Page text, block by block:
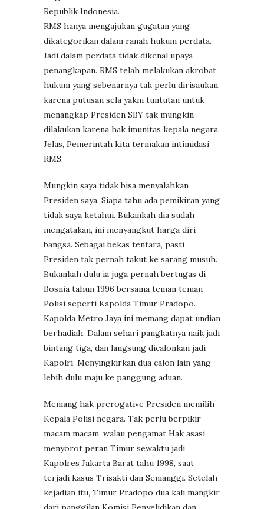
Republik Indonesia.
RMS hanya mengajukan gugatan yang
dikategorikan dalam ranah hukum perdata.
Jadi dalam perdata tidak dikenal upaya
penangkapan. RMS telah melakukan akrobat
hukum yang sebenarnya tak perlu dirisaukan,
karena putusan sela yakni tuntutan untuk
menangkap Presiden SBY tak mungkin
dilakukan karena hak imunitas kepala negara.
Jelas, Pemerintah kita termakan intimidasi
RMS.
Mungkin saya tidak bisa menyalahkan
Presiden saya. Siapa tahu ada pemikiran yang
tidak saya ketahui. Bukankah dia sudah
mengatakan, ini menyangkut harga diri
bangsa. Sebagai bekas tentara, pasti
Presiden tak pernah takut ke sarang musuh.
Bukankah dulu ia juga pernah bertugas di
Bosnia tahun 1996 bersama teman teman
Polisi seperti Kapolda Timur Pradopo.
Kapolda Metro Jaya ini memang dapat undian
berhadiah. Dalam sehari pangkatnya naik jadi
bintang tiga, dan langsung dicalonkan jadi
Kapolri. Menyingkirkan dua calon lain yang
lebih dulu maju ke panggung aduan.
Memang hak prerogative Presiden memilih
Kepala Polisi negara. Tak perlu berpikir
macam macam, walau pengamat Hak asasi
menyorot peran Timur sewaktu jadi
Kapolres Jakarta Barat tahu 1998, saat
terjadi kasus Trisakti dan Semanggi. Setelah
kejadian itu, Timur Pradopo dua kali mangkir